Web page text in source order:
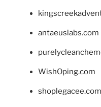
antaeuslabs.com
WishOping.com
shoplegacee.com